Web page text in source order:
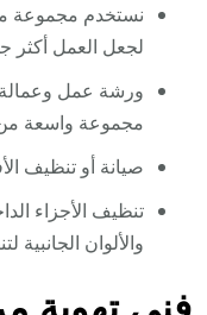
نستخدم مجموعة
لجعل العمل أكثر
ورشة عمل وعمالة
مجموعة واسعة
صيانة أو تنظيف
تنظيف الأجزاء
والألوان